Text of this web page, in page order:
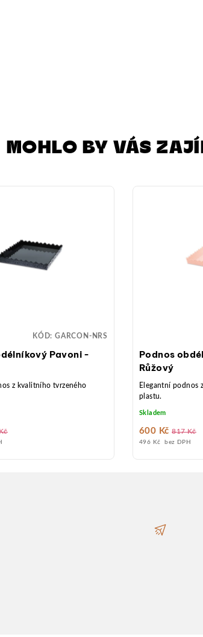
MOHLO BY VÁS
Pavoni -
z kvalitního tvrzeného
KÓD: GARCON-NRS
Podnos
Růžový
Skladem
496 Kč bez DPH
817 Kč
600 Kč
Elegantní podnos
plastu.